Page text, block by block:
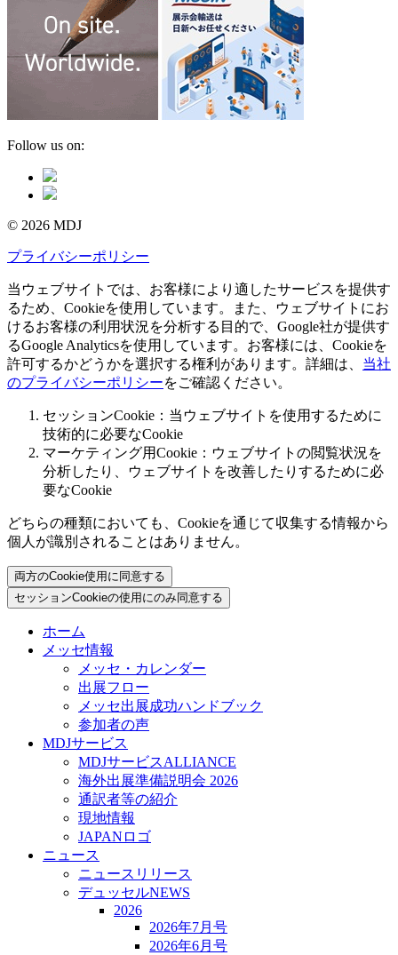
Follow us on:
© 2026 MDJ
プライバシーポリシー
当ウェブサイトでは、お客様により適したサービスを提供す
るため、Cookieを使用しています。また、ウェブサイトにお
けるお客様の利用状況を分析する目的で、Google社が提供す
るGoogle Analyticsを使用しています。お客様には、Cookieを
許可するかどうかを選択する権利があります。詳細は、 当社
のプライバシーポリシーをご確認ください。
セッションCookie：当ウェブサイトを使用するために
技術的に必要なCookie
マーケティング用Cookie：ウェブサイトの閲覧状況を
分析したり、ウェブサイトを改善したりするために必
要なCookie
どちらの種類においても、Cookieを通じて収集する情報から
個人が識別されることはありません。
両方のCookie使用に同意する
セッションCookieの使用にのみ同意する
ホーム
メッセ情報
メッセ・カレンダー
出展フロー
メッセ出展成功ハンドブック
参加者の声
MDJサービス
MDJサービスALLIANCE
海外出展準備説明会 2026
通訳者等の紹介
現地情報
JAPANロゴ
ニュース
ニュースリリース
デュッセルNEWS
2026
2026年7月号
2026年6月号